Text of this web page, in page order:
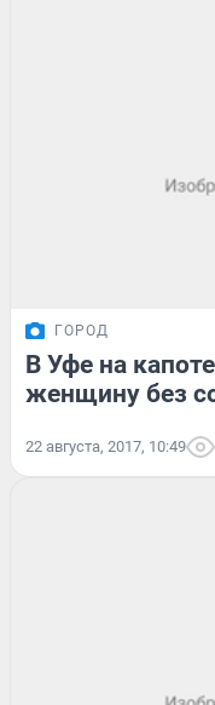
ГОРОД
В Уфе на
женщину без
22 августа, 2017, 10:49